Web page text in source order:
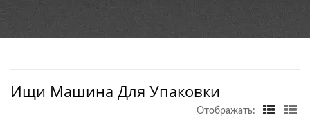
МАШИН |CHIE MEI
Ищи Машина Для Упаковки
Отображать: